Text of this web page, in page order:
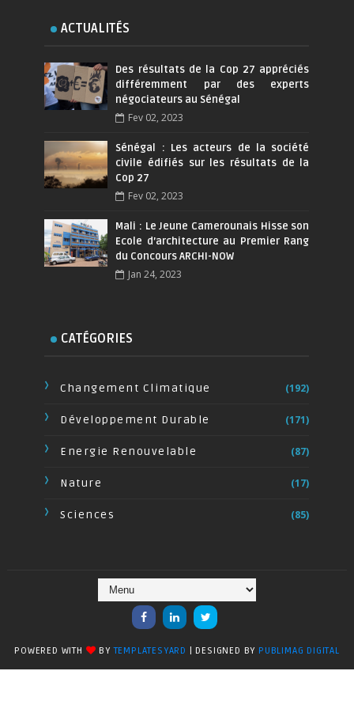
ACTUALITÉS
Des résultats de la Cop 27 appréciés
différemment par des experts
négociateurs au Sénégal
Fev 02, 2023
Sénégal : Les acteurs de la société
civile édifiés sur les résultats de la
Cop 27
Fev 02, 2023
Mali : Le Jeune Camerounais Hisse son
Ecole d’architecture au Premier Rang
du Concours ARCHI-NOW
Jan 24, 2023
CATÉGORIES
Changement Climatique (192)
Développement Durable (171)
Energie Renouvelable (87)
Nature (17)
Sciences (85)
POWERED WITH BYTEMPLATESYARD | DESIGNED BY PUBLIMAG DIGITAL